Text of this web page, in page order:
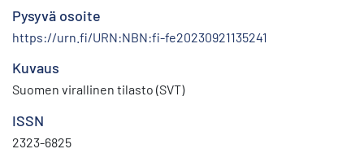
Pysyvä osoite
https://urn.fi/URN:NBN:fi-fe20230921135241
Kuvaus
Suomen virallinen tilasto (SVT)
ISSN
2323-6825